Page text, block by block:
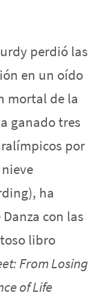
perdió las
en un oído
mortal de la
ganado tres
por
ha
con las
libro
From Losing
of Life